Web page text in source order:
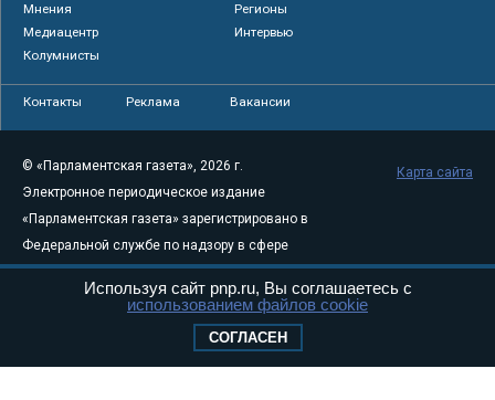
Мнения
Регионы
Медиацентр
Интервью
Колумнисты
Контакты Реклама Вакансии
© «Парламентская газета», 2026 г.
Электронное периодическое издание
«Парламентская газета» зарегистрировано в
Федеральной службе по надзору в сфере
связи, информационных технологий и
массовых коммуникаций (Роскомнадзор) 05
Свидетельство о регистрации Эл № ФС77-
Карта сайта
Используя сайт pnp.ru, Вы соглашаетесь с
использованием файлов cookie
СОГЛАСЕН